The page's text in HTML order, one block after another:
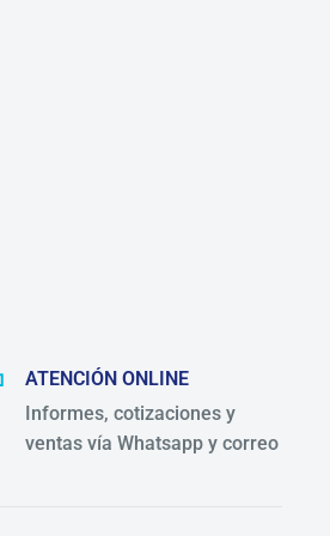
ATENCIÓN ONLINE
Informes, cotizaciones y
ventas vía Whatsapp y correo